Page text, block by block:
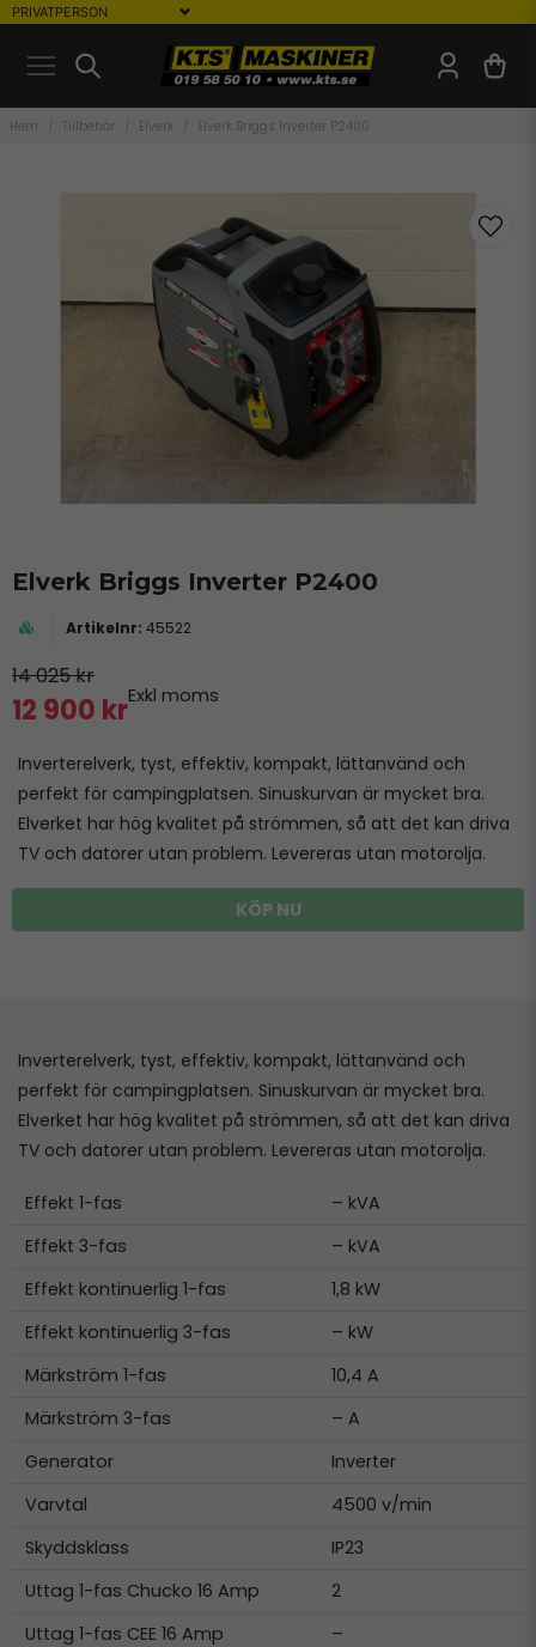
Hem Tillbehör Elverk Elverk Briggs Inverter P2400
Elverk Briggs Inverter P2400
45522
14 025 kr
12 900 krExkl moms
Inverterelverk, tyst, effektiv, kompakt, lättanvänd och
perfekt för campingplatsen. Sinuskurvan är mycket bra.
Elverket har hög kvalitet på strömmen, så att det kan driva
TV och datorer utan problem. Levereras utan motorolja.
KÖP NU
Inverterelverk, tyst, effektiv, kompakt, lättanvänd och
perfekt för campingplatsen. Sinuskurvan är mycket bra.
Elverket har hög kvalitet på strömmen, så att det kan driva
TV och datorer utan problem. Levereras utan motorolja.
Effekt 1-fas
– kVA
Effekt 3-fas
– kVA
Effekt kontinuerlig 1-fas
1,8 kW
Effekt kontinuerlig 3-fas
– kW
Märkström 1-fas
10,4 A
Märkström 3-fas
– A
Generator
Inverter
Varvtal
4500 v/min
Skyddsklass
IP23
Uttag 1-fas Chucko 16 Amp
2
Uttag 1-fas CEE 16 Amp
–